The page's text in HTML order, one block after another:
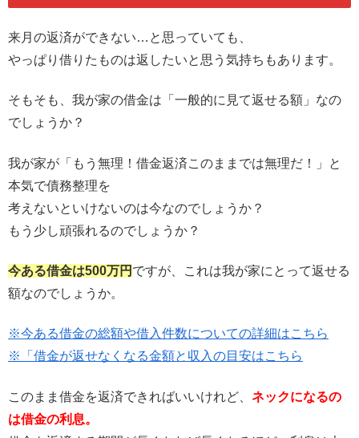
来月の返済ができない…と思っていても、
やっぱり借りたものは返したいと思う気持ちもあります。
そもそも、我が家の借金は「一般的に見て返せる額」なの
でしょうか？
我が家が「もう無理！借金返済このままでは無理だ！」と
本気で債務整理を
考えないといけないのは今なのでしょうか？
もう少し頑張れるのでしょうか？
今ある借金は500万円 ですが、これは我が家にとって返せる
額なのでしょうか。
※今ある借金の総額や借入件数についての詳細はこちら
※「借金が返せなくなる金額と収入の目安はこちら
このまま借金を返済できればいいけれど、 ネックになるの
は借金の利息。